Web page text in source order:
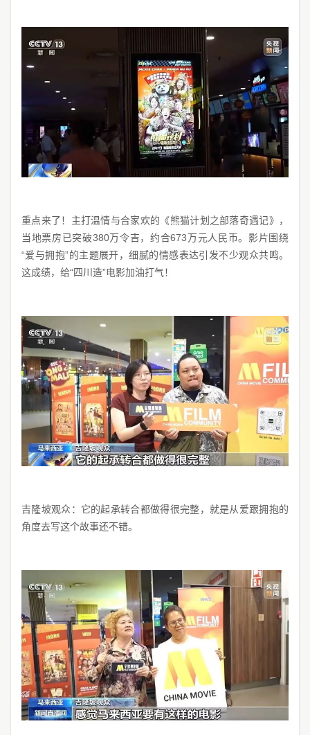
重点来了！主打温情与合家欢的《熊猫计划之部落奇遇记》，
当地票房已突破380万令吉，约合673万元人民币。影片围绕
“爱与拥抱”的主题展开，细腻的情感表达引发不少观众共鸣。
这成绩，给“四川造”电影加油打气！
吉隆坡观众：它的起承转合都做得很完整，就是从爱跟拥抱的
角度去写这个故事还不错。